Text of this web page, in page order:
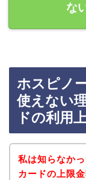
な
ホスピノ
使えない
ドの利用
私は知らなか
カードの上限